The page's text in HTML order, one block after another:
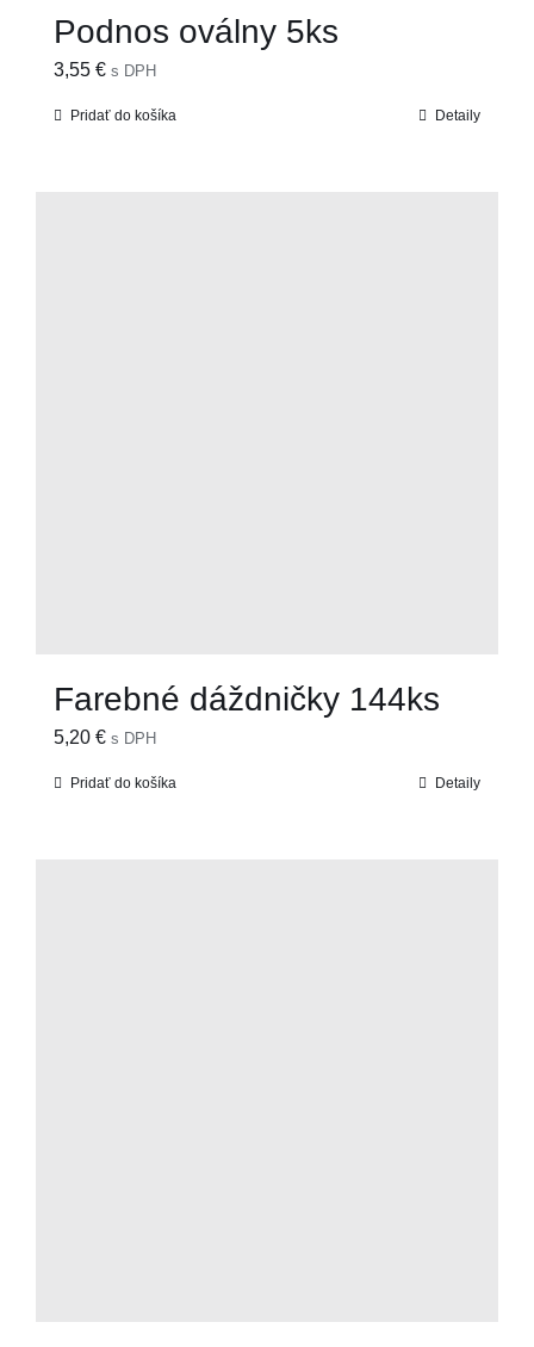
Podnos oválny 5ks
3,55 € s DPH
Pridať do košíka Detaily
Farebné dáždničky 144ks
5,20 € s DPH
Pridať do košíka Detaily